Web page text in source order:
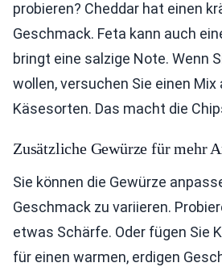
probieren? Cheddar hat einen
Geschmack. Feta kann auch
bringt eine salzige Note. Wenn
wollen, versuchen Sie einen
Käsesorten. Das macht die
Zusätzliche Gewürze für mehr
Sie können die Gewürze
Geschmack zu variieren.
etwas Schärfe. Oder fügen Sie
für einen warmen, erdigen